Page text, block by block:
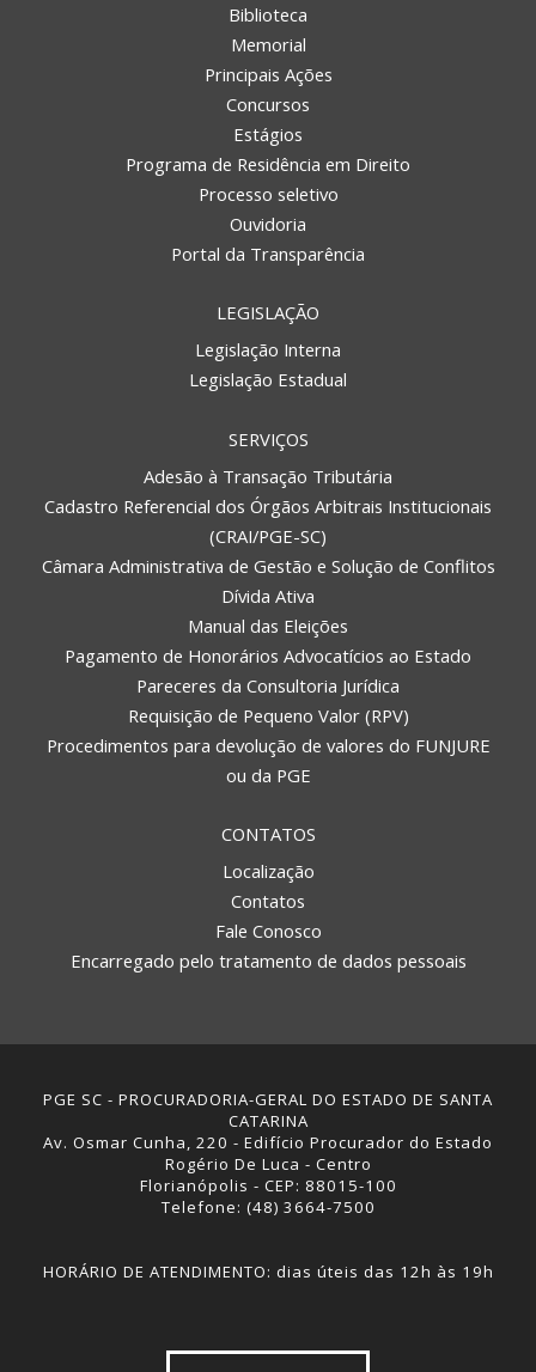
Biblioteca
Memorial
Principais Ações
Concursos
Estágios
Programa de Residência em Direito
Processo seletivo
Ouvidoria
Portal da Transparência
LEGISLAÇÃO
Legislação Interna
Legislação Estadual
SERVIÇOS
Adesão à Transação Tributária
Cadastro Referencial dos Órgãos Arbitrais Institucionais
(CRAI/PGE-SC)
Câmara Administrativa de Gestão e Solução de Conflitos
Dívida Ativa
Manual das Eleições
Pagamento de Honorários Advocatícios ao Estado
Pareceres da Consultoria Jurídica
Requisição de Pequeno Valor (RPV)
Procedimentos para devolução de valores do FUNJURE
ou da PGE
CONTATOS
Localização
Contatos
Fale Conosco
Encarregado pelo tratamento de dados pessoais
PGE SC - PROCURADORIA-GERAL DO ESTADO DE SANTA
CATARINA
Av. Osmar Cunha, 220 - Edifício Procurador do Estado
Rogério De Luca - Centro
Florianópolis - CEP: 88015-100
Telefone: (48) 3664-7500
HORÁRIO DE ATENDIMENTO: dias úteis das 12h às 19h